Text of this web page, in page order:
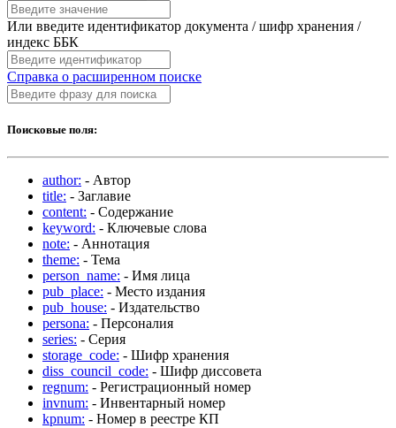
Или введите идентификатор документа / шифр хранения /
индекс ББК
Справка о расширенном поиске
Поисковые поля:
author: - Автор
title: - Заглавие
content: - Содержание
keyword: - Ключевые слова
note: - Аннотация
theme: - Тема
person_name: - Имя лица
pub_place: - Место издания
pub_house: - Издательство
persona: - Персоналия
series: - Серия
storage_code: - Шифр хранения
diss_council_code: - Шифр диссовета
regnum: - Регистрационный номер
invnum: - Инвентарный номер
kpnum: - Номер в реестре КП